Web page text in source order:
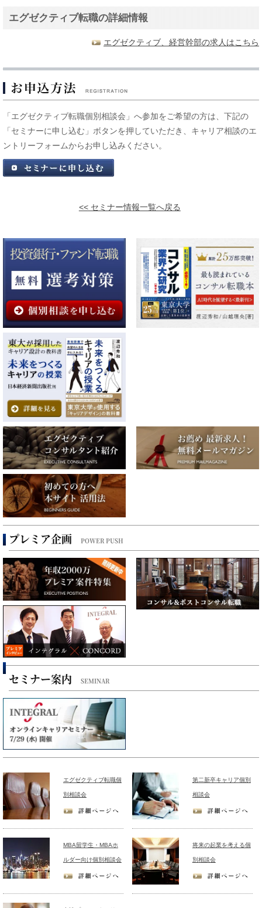
エグゼクティブ転職の詳細情報
エグゼクティブ、経営幹部の求人はこちら
「エグゼクティブ転職個別相談会」へ参加をご希望の方は、下記の
「セミナーに申し込む」ボタンを押していただき、キャリア相談のエ
ントリーフォームからお申し込みください。
<< セミナー情報一覧へ戻る
プレミア企画 POWER PUSH
セミナー案内 SEMINAR
エグゼクティブ転職個
別相談会
第二新卒キャリア個別
相談会
MBA留学生・MBAホ
ルダー向け個別相談会
将来の起業を考える個
別相談会